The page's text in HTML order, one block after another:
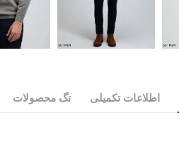
اطلاعات تکمیلی تگ محصولات